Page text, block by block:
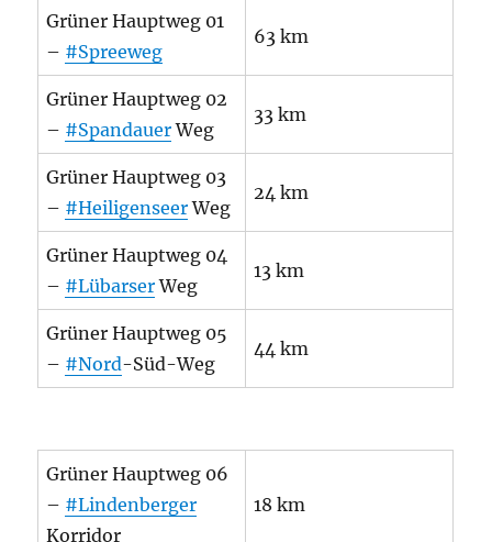
Grüner Hauptweg 01
– #Spreeweg
63 km
Grüner Hauptweg 02
– #SpandauerWeg
33 km
Grüner Hauptweg 03
– #HeiligenseerWeg
24 km
Grüner Hauptweg 04
– #LübarserWeg
13 km
Grüner Hauptweg 05
– #Nord-Süd-Weg
44 km
Grüner Hauptweg 06
– #Lindenberger
Korridor
18 km